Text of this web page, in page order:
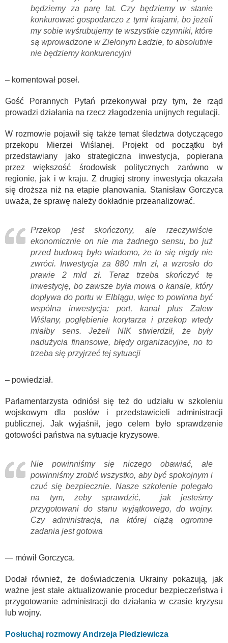
będziemy za parę lat. Czy będziemy w stanie
konkurować gospodarczo z tymi krajami, bo jeżeli
my sobie wyśrubujemy te wszystkie czynniki, które
są wprowadzone w Zielonym Ładzie, to absolutnie
nie będziemy konkurencyjni
– komentował poseł.
Gość Porannych Pytań przekonywał przy tym, że rząd
prowadzi działania na rzecz złagodzenia unijnych regulacji.
W rozmowie pojawił się także temat śledztwa dotyczącego
przekopu Mierzei Wiślanej. Projekt od początku był
przedstawiany jako strategiczna inwestycja, popierana
przez większość środowisk politycznych zarówno w
regionie, jak i w kraju. Z drugiej strony inwestycja okazała
się droższa niż na etapie planowania. Stanisław Gorczyca
uważa, że sprawę należy dokładnie przeanalizować.
Przekop jest skończony, ale rzeczywiście
ekonomicznie on nie ma żadnego sensu, bo już
przed budową było wiadomo, że to się nigdy nie
zwróci. Inwestycja za 880 mln zł, a wzrosło do
prawie 2 mld zł. Teraz trzeba skończyć tę
inwestycję, bo zawsze była mowa o kanale, który
dopływa do portu w Elblągu, więc to powinna być
wspólna inwestycja: port, kanał plus Zalew
Wiślany, pogłębienie korytarza i przekop wtedy
miałby sens. Jeżeli NIK stwierdził, że były
nadużycia finansowe, błędy organizacyjne, no to
trzeba się przyjrzeć tej sytuacji
– powiedział.
Parlamentarzysta odniósł się też do udziału w szkoleniu
wojskowym dla posłów i przedstawicieli administracji
publicznej. Jak wyjaśnił, jego celem było sprawdzenie
gotowości państwa na sytuacje kryzysowe.
Nie powinniśmy się niczego obawiać, ale
powinniśmy zrobić wszystko, aby być spokojnym i
czuć się bezpiecznie. Nasze szkolenie polegało
na tym, żeby sprawdzić, jak jesteśmy
przygotowani do stanu wyjątkowego, do wojny.
Czy administracja, na której ciążą ogromne
zadania jest gotowa
— mówił Gorczyca.
Dodał również, że doświadczenia Ukrainy pokazują, jak
ważne jest stałe aktualizowanie procedur bezpieczeństwa i
przygotowanie administracji do działania w czasie kryzysu
lub wojny.
Posłuchaj rozmowy Andrzeja Piedziewicza